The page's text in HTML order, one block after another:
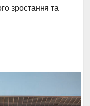
зростання та